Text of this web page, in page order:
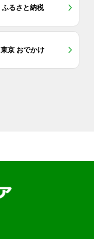
ふるさと納税
東京 おでかけ